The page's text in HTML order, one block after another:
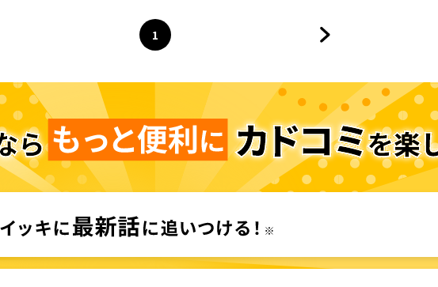
ページ
1
へ